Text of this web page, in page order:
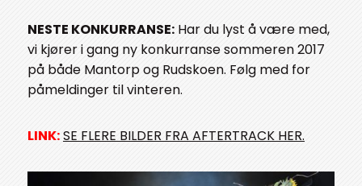
NESTE KONKURRANSE: Har du lyst å være med,
vi kjører i gang ny konkurranse sommeren 2017
på både Mantorp og Rudskoen. Følg med for
påmeldinger til vinteren.
LINK:SE FLERE BILDER FRA AFTERTRACK HER.